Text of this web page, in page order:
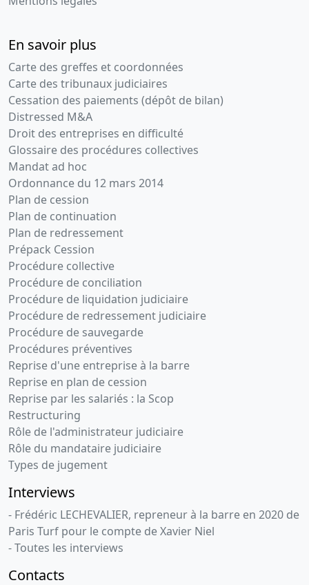
En savoir plus
Carte des greffes et coordonnées
Carte des tribunaux judiciaires
Cessation des paiements (dépôt de bilan)
Distressed M&A
Droit des entreprises en difficulté
Glossaire des procédures collectives
Mandat ad hoc
Ordonnance du 12 mars 2014
Plan de cession
Plan de continuation
Plan de redressement
Prépack Cession
Procédure collective
Procédure de conciliation
Procédure de liquidation judiciaire
Procédure de redressement judiciaire
Procédure de sauvegarde
Procédures préventives
Reprise d'une entreprise à la barre
Reprise en plan de cession
Reprise par les salariés : la Scop
Restructuring
Rôle de l'administrateur judiciaire
Rôle du mandataire judiciaire
Types de jugement
Interviews
- Frédéric LECHEVALIER, repreneur à la barre en 2020 de
Paris Turf pour le compte de Xavier Niel
- Toutes les interviews
Contacts